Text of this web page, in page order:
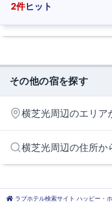
2件ヒット
その他の宿を探す
横芝光周辺のエリア
横芝光周辺の住所か
山武市
ラブホテル検索サイト ハッピー・